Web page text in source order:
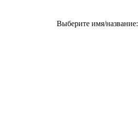
Выберите имя/название: